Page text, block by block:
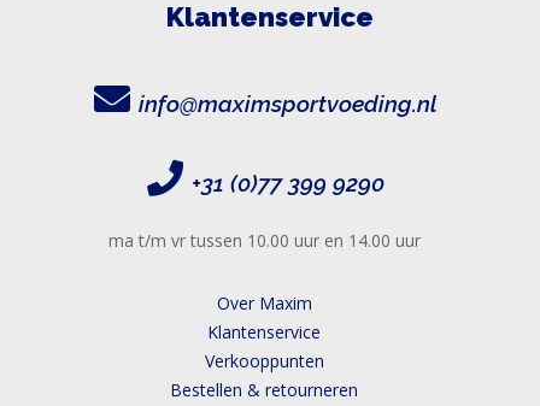
Klantenservice
info@maximsportvoeding.nl
+31 (0)77 399 9290
ma t/m vr tussen 10.00 uur en 14.00 uur
Over Maxim
Klantenservice
Verkooppunten
Bestellen & retourneren